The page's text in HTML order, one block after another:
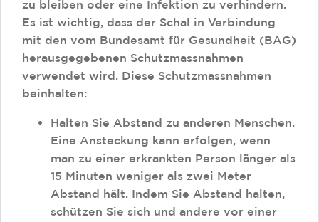
zu bleiben oder eine Infektion zu verhindern.
Es ist wichtig, dass der Schal in Verbindung
mit den vom Bundesamt für Gesundheit (BAG)
herausgegebenen Schutzmassnahmen
verwendet wird. Diese Schutzmassnahmen
beinhalten:
Halten Sie Abstand zu anderen Menschen.
Eine Ansteckung kann erfolgen, wenn
man zu einer erkrankten Person länger als
15 Minuten weniger als zwei Meter
Abstand hält. Indem Sie Abstand halten,
schützen Sie sich und andere vor einer